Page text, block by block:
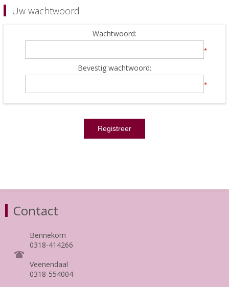
Uw wachtwoord
Wachtwoord:
*
Bevestig wachtwoord:
*
Contact
Bennekom
0318-414266
Veenendaal
0318-554004